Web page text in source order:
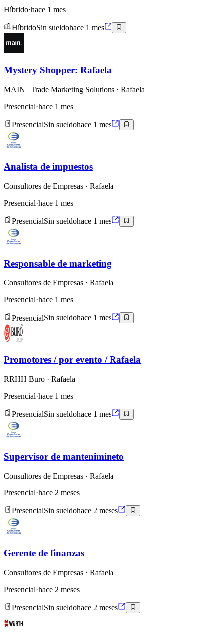
Híbrido·hace 1 mes
HíbridoSin sueldohace 1 mes
Mystery Shopper: Rafaela
MAIN | Trade Marketing Solutions · Rafaela
Presencial·hace 1 mes
PresencialSin sueldohace 1 mes
Analista de impuestos
Consultores de Empresas · Rafaela
Presencial·hace 1 mes
PresencialSin sueldohace 1 mes
Responsable de marketing
Consultores de Empresas · Rafaela
Presencial·hace 1 mes
PresencialSin sueldohace 1 mes
Promotores / por evento / Rafaela
RRHH Buro · Rafaela
Presencial·hace 1 mes
PresencialSin sueldohace 1 mes
Supervisor de mantenimineto
Consultores de Empresas · Rafaela
Presencial·hace 2 meses
PresencialSin sueldohace 2 meses
Gerente de finanzas
Consultores de Empresas · Rafaela
Presencial·hace 2 meses
PresencialSin sueldohace 2 meses